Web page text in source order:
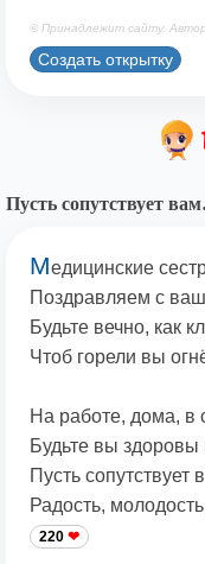
© Принадлежит сайту.
Создать открытку
Пусть сопутствует
Медицинские
Поздравляем с
Будьте вечно, как
Чтоб горели вы
На работе, дома, в
Будьте вы здоровы
Пусть сопутствует
Радость,
220